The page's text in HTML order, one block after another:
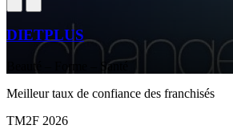
DIETPLUS
Beauté – Forme – Santé
Meilleur taux de confiance des franchisés
TM2F 2026